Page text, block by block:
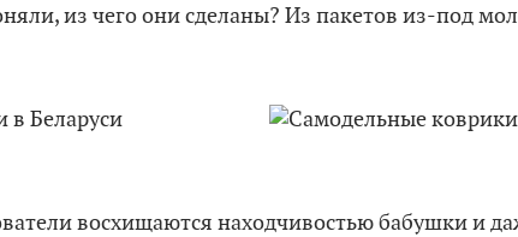
из чего они сделаны? Из пакетов из-под
восхищаются находчивостью бабушки и